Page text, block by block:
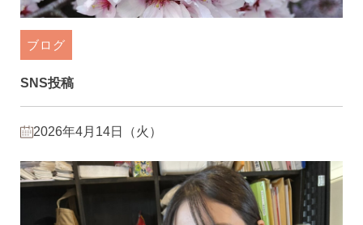
ブログ
SNS投稿
2026年4月14日（火）